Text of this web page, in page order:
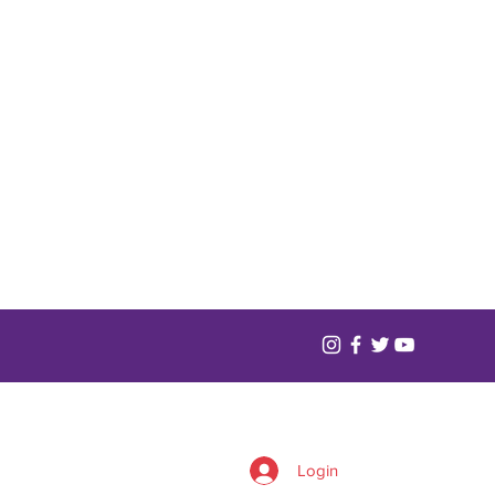
Login